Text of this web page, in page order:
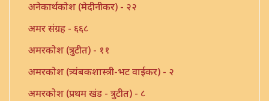
अनेकार्थकोश (मेदीनीकर) - २२
अमर संग्रह - ६६८
अमरकोश (त्रुटीत) - ११
अमरकोश (त्र्यंबकशास्त्री-भट वाईकर) - २
अमरकोश (प्रथम खंड - त्रुटीत) - ८